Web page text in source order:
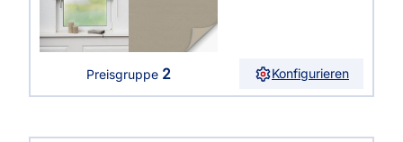
Preisgruppe 2 Konfigurieren